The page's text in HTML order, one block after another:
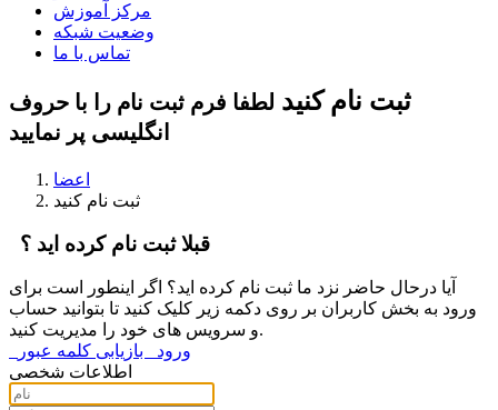
مرکز آموزش
وضعیت شبکه
تماس با ما
ثبت نام کنید لطفا فرم ثبت نام را با حروف
انگلیسی پر نمایید
اعضا
ثبت نام کنید
قبلا ثبت نام کرده اید ؟
آیا درحال حاضر نزد ما ثبت نام کرده اید؟ اگر اینطور است برای
ورود به بخش کاربران بر روی دکمه زیر کلیک کنید تا بتوانید حساب
و سرویس های خود را مدیریت کنید.
ورود
بازیابی کلمه عبور
اطلاعات شخصی